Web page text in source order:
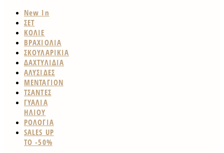
New In
ΣΕΤ
ΚΟΛΙΕ
ΒΡΑΧΙΟΛΙΑ
ΣΚΟΥΛΑΡΙΚΙΑ
ΔΑΧΤΥΛΙΔΙΑ
ΑΛΥΣΙΔΕΣ
ΜΕΝΤΑΓΙΟΝ
ΤΣΑΝΤΕΣ
ΓΥΑΛΙΑ
ΗΛΙΟΥ
ΡΟΛΟΓΙΑ
SALES UP
TO -50%